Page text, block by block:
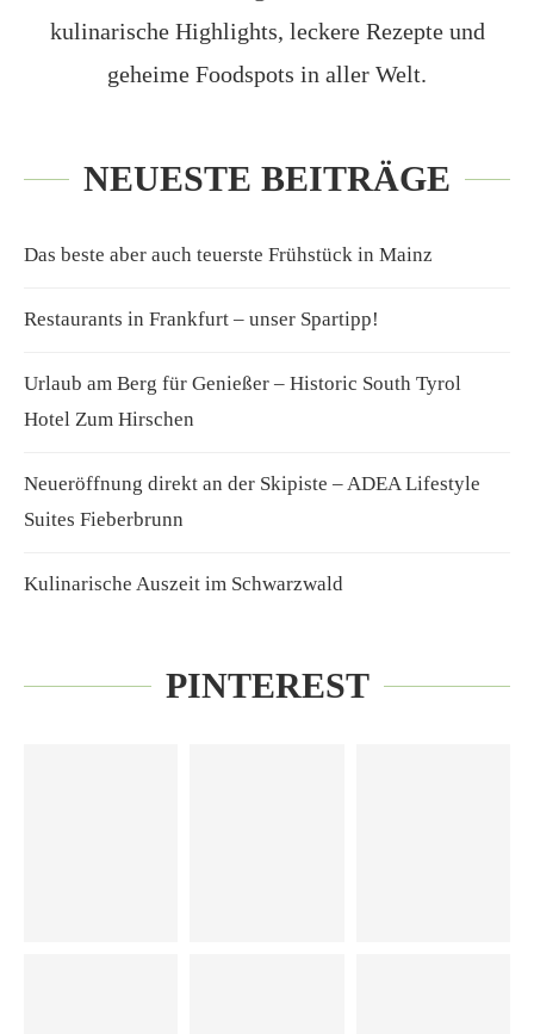
kulinarische Highlights, leckere Rezepte und
geheime Foodspots in aller Welt.
NEUESTE BEITRÄGE
Das beste aber auch teuerste Frühstück in Mainz
Restaurants in Frankfurt – unser Spartipp!
Urlaub am Berg für Genießer – Historic South Tyrol
Hotel Zum Hirschen
Neueröffnung direkt an der Skipiste – ADEA Lifestyle
Suites Fieberbrunn
Kulinarische Auszeit im Schwarzwald
PINTEREST